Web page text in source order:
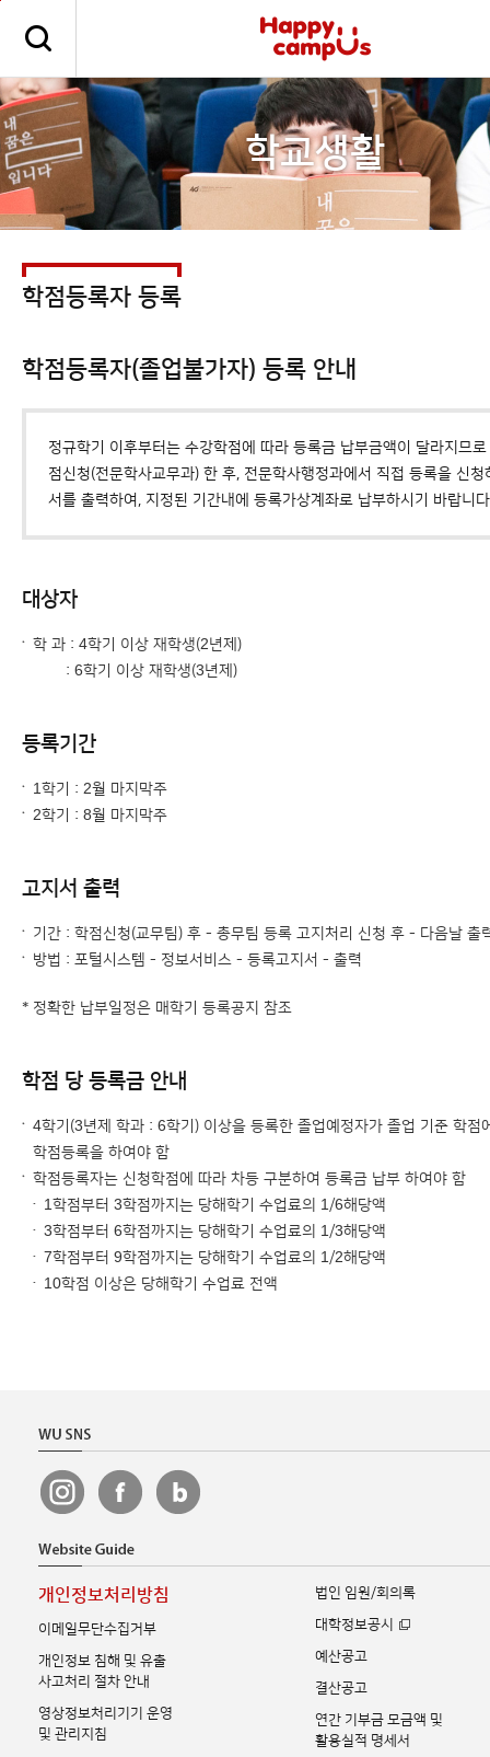
학교생활
학점등록자 등록
학점등록자(졸업불가자) 등록 안내
정규학기 이후부터는 수강학점에 따라 등록금 납부금액이 달라지므
점신청(전문학사교무과) 한 후, 전문학사행정과에서 직접 등록을 신청
서를 출력하여, 지정된 기간내에 등록가상계좌로 납부하시기 바랍니
대상자
학 과 : 4학기 이상 재학생(2년제)
: 6학기 이상 재학생(3년제)
등록기간
1학기 : 2월 마지막주
2학기 : 8월 마지막주
고지서 출력
기간 : 학점신청(교무팀) 후 - 총무팀 등록 고지처리 신청 후 - 다음날 출
방법 : 포털시스템 - 정보서비스 - 등록고지서 - 출력
* 정확한 납부일정은 매학기 등록공지 참조
학점 당 등록금 안내
4학기(3년제 학과 : 6학기) 이상을 등록한 졸업예정자가 졸업 기준 학점
학점등록을 하여야 함
학점등록자는 신청학점에 따라 차등 구분하여 등록금 납부 하여야 함
1학점부터 3학점까지는 당해학기 수업료의 1/6해당액
3학점부터 6학점까지는 당해학기 수업료의 1/3해당액
7학점부터 9학점까지는 당해학기 수업료의 1/2해당액
10학점 이상은 당해학기 수업료 전액
개인정보처리방침
이메일무단수집거부
개인정보 침해 및 유출
사고처리 절차 안내
영상정보처리기기 운영
및 관리지침
법인 임원/회의록
대학정보공시
예산공고
결산공고
연간 기부금 모금액 및
활용실적 명세서